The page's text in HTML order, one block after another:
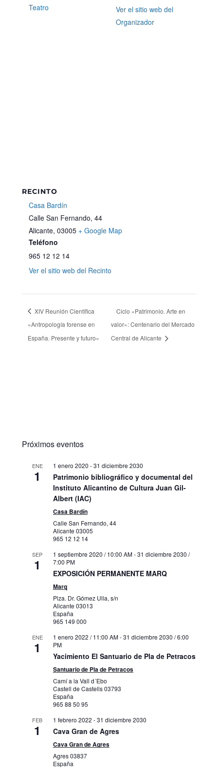
Teatro
Ver el sitio web del
Organizador
RECINTO
Casa Bardín
Calle San Fernando, 44
Alicante, 03005 + Google Map
Teléfono
965 12 12 14
Ver el sitio web del Recinto
XIV Reunión Científica
«Antropología forense en
España. Presente y futuro»
Ciclo «Patrimonio. Arte en
valor»: Centenario del Mercado
Central de Alicante
Próximos eventos
ENE
1
1 enero 2020 -31 diciembre 2030
Patrimonio bibliográfico y documental del
Instituto Alicantino de Cultura Juan Gil-
Albert (IAC)
Casa Bardín
Calle San Fernando, 44
Alicante 03005
965 12 12 14
SEP
1
1 septiembre 2020 / 10:00 AM-31 diciembre 2030 /
7:00 PM
EXPOSICIÓN PERMANENTE MARQ
Marq
Plza. Dr. Gómez Ulla, s/n
Alicante 03013
España
965 149 000
ENE
1
1 enero 2022 / 11:00 AM-31 diciembre 2030 / 6:00
PM
Yacimiento El Santuario de Pla de Petracos
Santuario de Pla de Petracos
Camí a la Vall d´Ebo
Castell de Castells03793
España
965 88 50 95
FEB
1
1 febrero 2022 -31 diciembre 2030
Cava Gran de Agres
Cava Gran de Agres
Agres03837
España